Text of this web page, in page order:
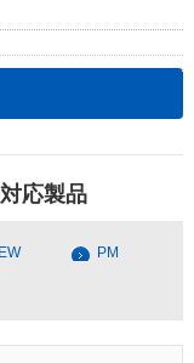
応製品
EW PM